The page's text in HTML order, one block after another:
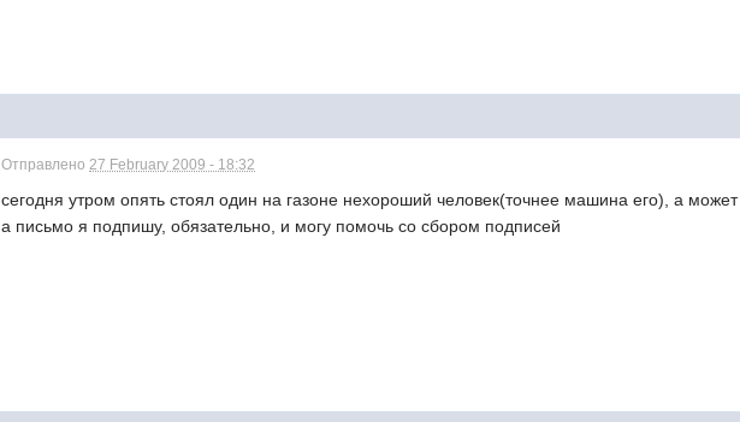
Отправлено27 February 2009 - 18:32
сегодня утром опять стоял один на газоне нехороший человек(точнее машина его), а
а письмо я подпишу, обязательно, и могу помочь со сбором подписей